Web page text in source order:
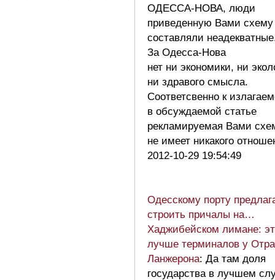
ОДЕССА-НОВА, люди
приведенную Вами схему
составляли
За Одесса-Нова
нет ни экономики, ни
ни здравого смысла.
Соответсвенно к
в обсуждаемой статье
рекламируемая Вами
не имеет никакого
2012-10-29 19:54:49
Одесскому порту
строить причалы на…
Хаджибейском лимане:
лучше терминалов у
Ланжерона: Да там доля
государства в лучшем